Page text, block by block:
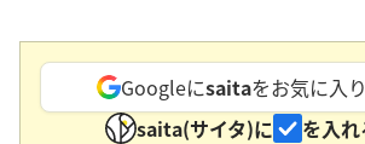
Googleにsaitaをお気に入
saita(サイタ)に
を入れ